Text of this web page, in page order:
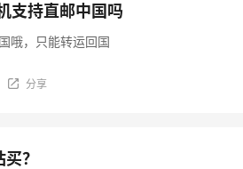
支持直邮中国吗
哦，只能转运回国
分享
？
Bloomingdales
9天20小时
Mytheresa：折扣区时尚上